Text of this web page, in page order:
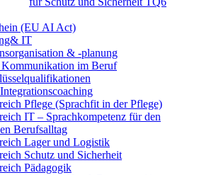
(EU AI Act)
IT
& ‑planung
im Beruf
Pflege (Sprachfit in der Pflege)
IT – Sprachkompetenz für den
Berufsalltag
Lager und Logistik
Schutz und Sicherheit
Pädagogik